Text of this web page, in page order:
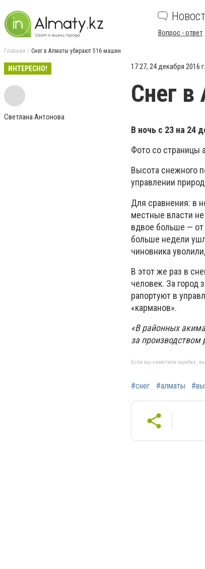
Вопрос - ответ
Главная Снег в Алматы убирают 516 машин
ИНТЕРЕСНО!
Светлана Антонова
17:27, 24 декабря 2016 г.
Снег
В ночь с 23 на 24
Фото со страницы
Высота снежного
управлении
Для сравнения: в
местные власти
вдвое больше — от
больше недели
чиновника
В этот же раз в
человек. За город
рапортуют в
«карманов».
«В районных
за производством
Если вы заметили ошибку,
#снег #алматы